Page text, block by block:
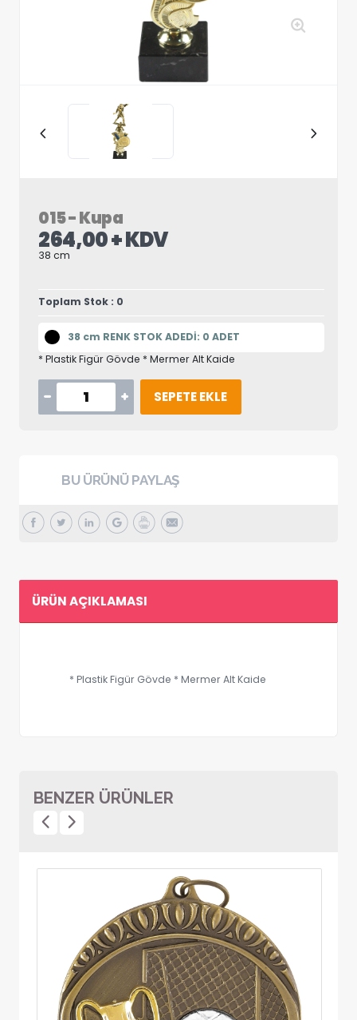
015 - Kupa
264,00 + KDV
38 cm
Toplam Stok : 0
38 cm RENK STOK ADEDİ: 0 ADET
* Plastik Figür Gövde * Mermer Alt Kaide
SEPETE EKLE
BU ÜRÜNÜ PAYLAŞ
ÜRÜN AÇIKLAMASI
* Plastik Figür Gövde * Mermer Alt Kaide
BENZER ÜRÜNLER